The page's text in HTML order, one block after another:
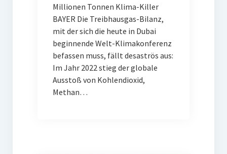
Millionen Tonnen Klima-Killer
BAYER Die Treibhausgas-Bilanz,
mit der sich die heute in Dubai
beginnende Welt-Klimakonferenz
befassen muss, fällt desaströs aus:
Im Jahr 2022 stieg der globale
Ausstoß von Kohlendioxid,
Methan…